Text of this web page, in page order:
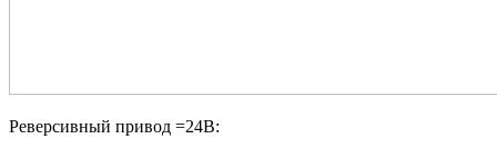
Реверсивный привод =24В: